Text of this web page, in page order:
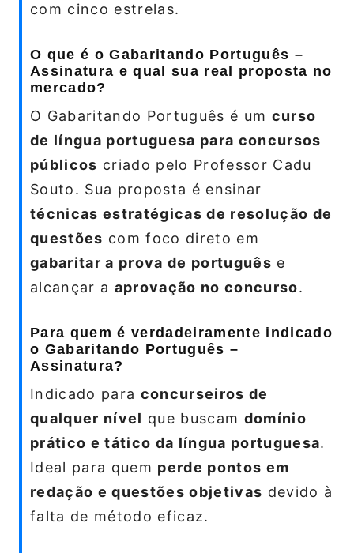
com cinco estrelas.
O que é o Gabaritando Português –
Assinatura e qual sua real proposta no
mercado?
O Gabaritando Português é um curso
de língua portuguesa para concursos
públicos criado pelo Professor Cadu
Souto. Sua proposta é ensinar
técnicas estratégicas de resolução de
questões com foco direto em
gabaritar a prova de português e
alcançar a aprovação no concurso.
Para quem é verdadeiramente indicado
o Gabaritando Português –
Assinatura?
Indicado para concurseiros de
qualquer nível que buscam domínio
prático e tático da língua portuguesa.
Ideal para quem perde pontos em
redação e questões objetivas devido à
falta de método eficaz.